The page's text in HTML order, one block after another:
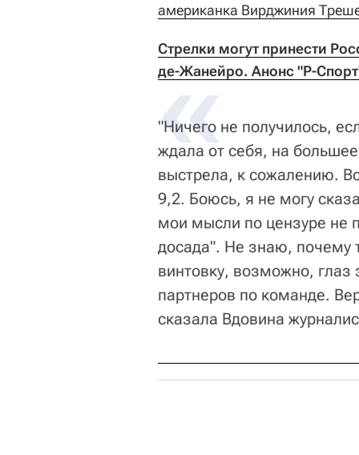
американка Вирджиния
Стрелки могут принести
де-Жанейро. Анонс "Р-
"Ничего не получилось,
ждала от себя, на
выстрела, к сожалению.
9,2. Боюсь, я не могу
мои мысли по цензуре не
досада". Не знаю,
винтовку, возможно, глаз
партнеров по команде.
сказала Вдовина